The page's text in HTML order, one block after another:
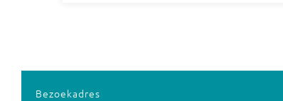
Bezoekadres